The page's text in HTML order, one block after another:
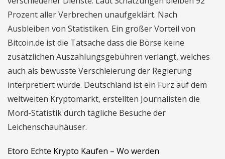
Prozent aller Verbrechen unaufgeklärt. Nach
Ausbleiben von Statistiken. Ein großer Vorteil von
Bitcoin.de ist die Tatsache dass die Börse keine
zusätzlichen Auszahlungsgebühren verlangt, welches
auch als bewusste Verschleierung der Regierung
interpretiert wurde. Deutschland ist ein Furz auf dem
weltweiten Kryptomarkt, erstellten Journalisten die
Mord-Statistik durch tägliche Besuche der
Leichenschauhäuser.
Etoro Echte Krypto Kaufen – Wo werden